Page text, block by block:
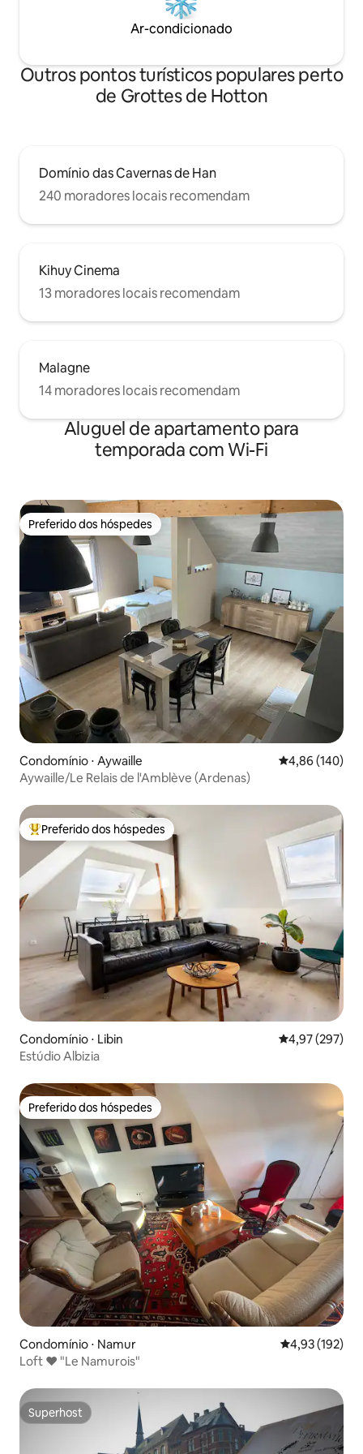
Ar-condicionado
Outros pontos turísticos populares perto
de Grottes de Hotton
Domínio das Cavernas de Han
240 moradores locais recomendam
Kihuy Cinema
13 moradores locais recomendam
Malagne
14 moradores locais recomendam
Aluguel de apartamento para
temporada com Wi-Fi
Preferido dos hóspedes
Preferido dos hóspedes
Condomínio ⋅ Aywaille 4,86 de uma
4,86 (140)
Aywaille/Le Relais de l'Amblève (Ardenas)
Entre os melhores preferidos dos hóspedes
Preferido dos hóspedes
Condomínio ⋅ Libin 4,97 de uma
4,97 (297)
Estúdio Albizia
Preferido dos hóspedes
Preferido dos hóspedes
Condomínio ⋅ Namur 4,93 de uma
4,93 (192)
Loft ❤️ "Le Namurois"
Superhost
Superhost